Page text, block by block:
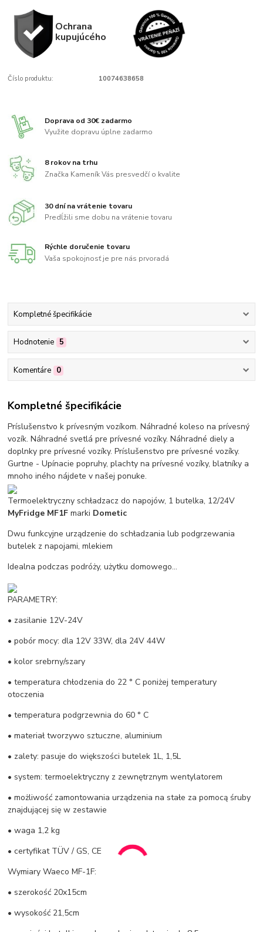
Ochrana
kupujúcého
Číslo produktu: 10074638658
Doprava od 30€ zadarmo
Využite dopravu úplne zadarmo
8 rokov na trhu
Značka Kameník Vás presvedčí o kvalite
30 dní na vrátenie tovaru
Predĺžili sme dobu na vrátenie tovaru
Rýchle doručenie tovaru
Vaša spokojnosť je pre nás prvoradá
Kompletné špecifikácie
Hodnotenie 5
Komentáre 0
Kompletné špecifikácie
Príslušenstvo k prívesným vozíkom. Náhradné koleso na prívesný
vozík. Náhradné svetlá pre prívesné vozíky. Náhradné diely a
doplnky pre prívesné vozíky. Príslušenstvo pre prívesné vozíky.
Gurtne - Upínacie popruhy, plachty na prívesné vozíky, blatníky a
mnoho iného nájdete v našej ponuke.
Termoelektryczny schładzacz do napojów, 1 butelka, 12/24V
MyFridge MF1F marki Dometic
Dwu funkcyjne urządzenie do schładzania lub podgrzewania
butelek z napojami, mlekiem
Idealna podczas podróży, użytku domowego...
PARAMETRY:
• zasilanie 12V-24V
• pobór mocy: dla 12V 33W, dla 24V 44W
• kolor srebrny/szary
• temperatura chłodzenia do 22 ° C poniżej temperatury
otoczenia
• temperatura podgrzewnia do 60 ° C
• materiał tworzywo sztuczne, aluminium
• zalety: pasuje do większości butelek 1L, 1,5L
• system: termoelektryczny z zewnętrznym wentylatorem
• możliwość zamontowania urządzenia na stałe za pomocą śruby
znajdującej się w zestawie
• waga 1,2 kg
• certyfikat TÜV / GS, CE
Wymiary Waeco MF-1F:
• szerokość 20x15cm
• wysokość 21,5cm